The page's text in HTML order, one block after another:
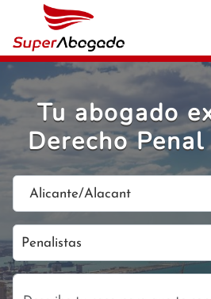
Tu abogado
Derecho
Alicante/Alacant
Penalistas